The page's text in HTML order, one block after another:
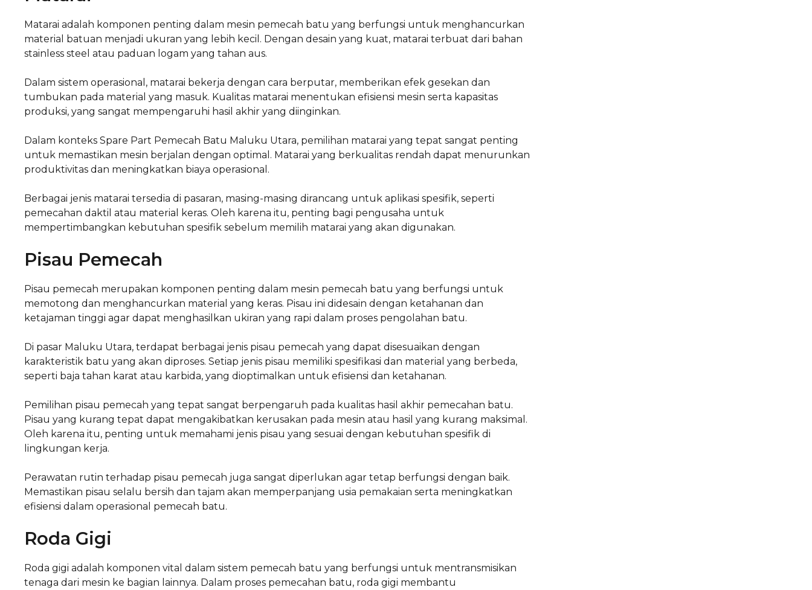
Matarai adalah komponen penting dalam mesin pemecah batu yang berfungsi untuk menghancurkan
material batuan menjadi ukuran yang lebih kecil. Dengan desain yang kuat, matarai terbuat dari bahan
stainless steel atau paduan logam yang tahan aus.
Dalam sistem operasional, matarai bekerja dengan cara berputar, memberikan efek gesekan dan
tumbukan pada material yang masuk. Kualitas matarai menentukan efisiensi mesin serta kapasitas
produksi, yang sangat mempengaruhi hasil akhir yang diinginkan.
Dalam konteks Spare Part Pemecah Batu Maluku Utara, pemilihan matarai yang tepat sangat penting
untuk memastikan mesin berjalan dengan optimal. Matarai yang berkualitas rendah dapat menurunkan
produktivitas dan meningkatkan biaya operasional.
Berbagai jenis matarai tersedia di pasaran, masing-masing dirancang untuk aplikasi spesifik, seperti
pemecahan daktil atau material keras. Oleh karena itu, penting bagi pengusaha untuk
mempertimbangkan kebutuhan spesifik sebelum memilih matarai yang akan digunakan.
Pisau Pemecah
Pisau pemecah merupakan komponen penting dalam mesin pemecah batu yang berfungsi untuk
memotong dan menghancurkan material yang keras. Pisau ini didesain dengan ketahanan dan
ketajaman tinggi agar dapat menghasilkan ukiran yang rapi dalam proses pengolahan batu.
Di pasar Maluku Utara, terdapat berbagai jenis pisau pemecah yang dapat disesuaikan dengan
karakteristik batu yang akan diproses. Setiap jenis pisau memiliki spesifikasi dan material yang berbeda,
seperti baja tahan karat atau karbida, yang dioptimalkan untuk efisiensi dan ketahanan.
Pemilihan pisau pemecah yang tepat sangat berpengaruh pada kualitas hasil akhir pemecahan batu.
Pisau yang kurang tepat dapat mengakibatkan kerusakan pada mesin atau hasil yang kurang maksimal.
Oleh karena itu, penting untuk memahami jenis pisau yang sesuai dengan kebutuhan spesifik di
lingkungan kerja.
Perawatan rutin terhadap pisau pemecah juga sangat diperlukan agar tetap berfungsi dengan baik.
Memastikan pisau selalu bersih dan tajam akan memperpanjang usia pemakaian serta meningkatkan
efisiensi dalam operasional pemecah batu.
Roda Gigi
Roda gigi adalah komponen vital dalam sistem pemecah batu yang berfungsi untuk mentransmisikan
tenaga dari mesin ke bagian lainnya. Dalam proses pemecahan batu, roda gigi membantu